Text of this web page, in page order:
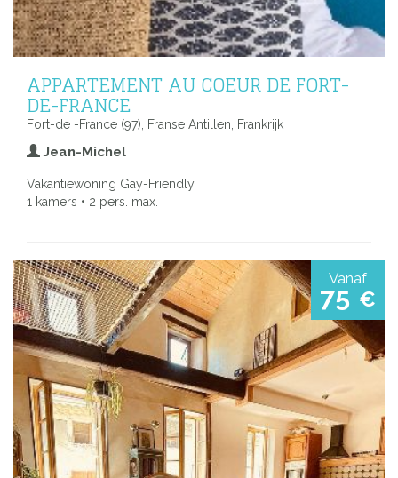
APPARTEMENT AU COEUR DE FORT-
DE-FRANCE
Fort-de -France (97), Franse Antillen, Frankrijk
Jean-Michel
Vakantiewoning Gay-Friendly
1 kamers • 2 pers. max.
Vanaf
75 €